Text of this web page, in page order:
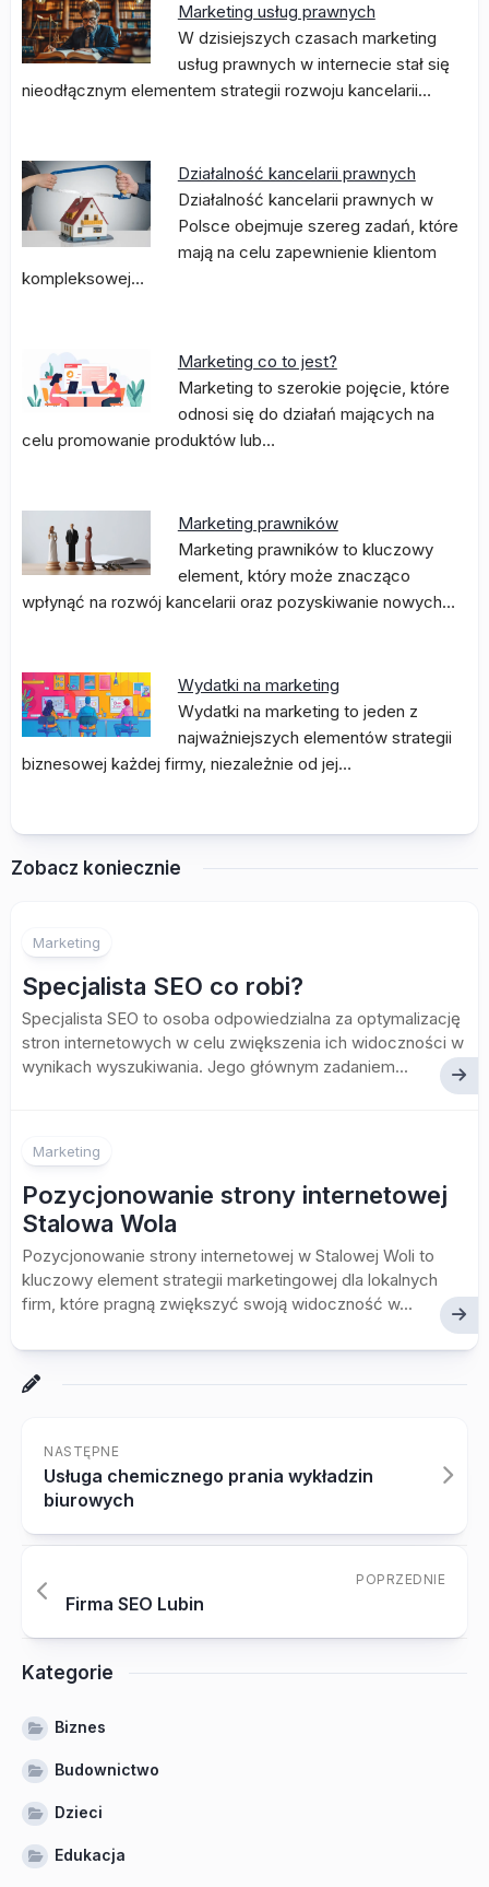
Marketing usług prawnych
W dzisiejszych czasach marketing
usług prawnych w internecie stał się
nieodłącznym elementem strategii rozwoju kancelarii…
Działalność kancelarii prawnych
Działalność kancelarii prawnych w
Polsce obejmuje szereg zadań, które
mają na celu zapewnienie klientom
kompleksowej…
Marketing co to jest?
Marketing to szerokie pojęcie, które
odnosi się do działań mających na
celu promowanie produktów lub…
Marketing prawników
Marketing prawników to kluczowy
element, który może znacząco
wpłynąć na rozwój kancelarii oraz pozyskiwanie nowych…
Wydatki na marketing
Wydatki na marketing to jeden z
najważniejszych elementów strategii
biznesowej każdej firmy, niezależnie od jej…
Zobacz koniecznie
Marketing
Specjalista SEO co robi?
Specjalista SEO to osoba odpowiedzialna za optymalizację
stron internetowych w celu zwiększenia ich widoczności w
wynikach wyszukiwania. Jego głównym zadaniem...
Marketing
Pozycjonowanie strony internetowej
Stalowa Wola
Pozycjonowanie strony internetowej w Stalowej Woli to
kluczowy element strategii marketingowej dla lokalnych
firm, które pragną zwiększyć swoją widoczność w...
NASTĘPNE
Usługa chemicznego prania wykładzin
biurowych
POPRZEDNIE
Firma SEO Lubin
Kategorie
Biznes
Budownictwo
Dzieci
Edukacja